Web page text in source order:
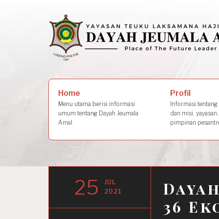
Home
Menu utama berisi informasi
umum tentang Dayah Jeumala
Amal
Profil
Informasi tentang
dan misi,
pimpinan
36
25
JUL
2021